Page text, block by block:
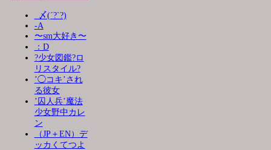
_〆(´?`?)
-A
〜sm大好き〜
：D
?少女図鑑?ロ
リスタイル?
’◯コキ’され
る彼女
’囚人兵’魔法
少女野中カレ
ン
（JP＋EN）デ
ッカくてつよ